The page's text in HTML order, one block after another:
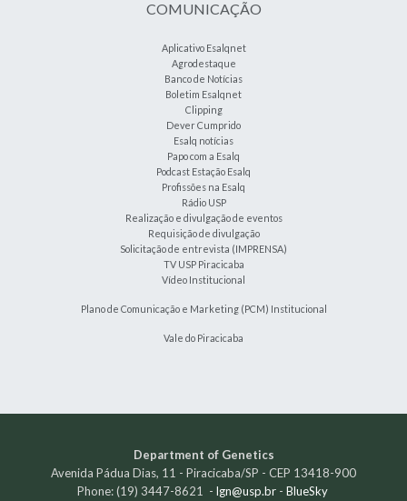
COMUNICAÇÃO
Aplicativo Esalqnet
Agrodestaque
Banco de Notícias
Boletim Esalqnet
Clipping
Dever Cumprido
Esalq notícias
Papo com a Esalq
Podcast Estação Esalq
Profissões na Esalq
Rádio USP
Realização e divulgação de eventos
Requisição de divulgação
Solicitação de entrevista (IMPRENSA)
TV USP Piracicaba
Vídeo Institucional
Plano de Comunicação e Marketing (PCM) Institucional
Vale do Piracicaba
Department of Genetics
Avenida Pádua Dias, 11 - Piracicaba/SP - CEP 13418-900
Phone: (19) 3447-8621 - lgn@usp.br- BlueSky